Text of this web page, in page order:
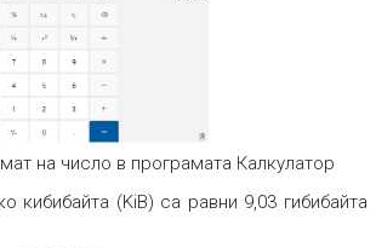
на число в програмата Калкулатор
кибибайта (KiB) са равни 9,03 гибибайта